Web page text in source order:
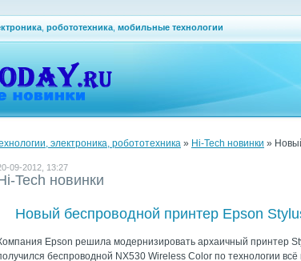
робототехника мобильные технологии
электроника, робототехника » Hi-Tech новинки »
09-2012, 13:27
Tech новинки
Новый беспроводной принтер Epson
Epson решила модернизировать архаичный принтер
беспроводной NX530 Wireless Color по технологии всё